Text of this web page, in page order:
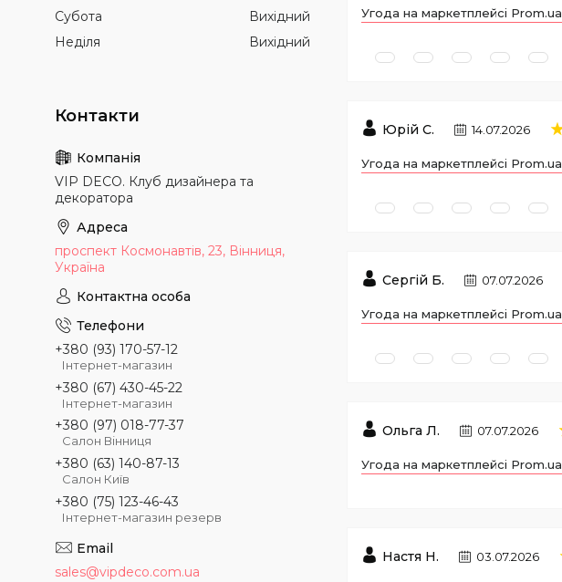
Угода на маркетплейсі Prom.ua
Юрій С. 14.07.2026
Угода на маркетплейсі Prom.ua
Сергій Б. 07.07.2026
Угода на маркетплейсі Prom.ua
Ольга Л. 07.07.2026
Угода на маркетплейсі Prom.ua
Настя Н. 03.07.2026
Субота
Вихідний
Неділя
Вихідний
VIP DECO. Клуб дизайнера та
декоратора
проспект Космонавтів, 23, Вінниця,
Україна
+380 (93) 170-57-12
Інтернет-магазин
+380 (67) 430-45-22
Інтернет-магазин
+380 (97) 018-77-37
Салон Вінниця
+380 (63) 140-87-13
Салон Київ
+380 (75) 123-46-43
Інтернет-магазин резерв
sales@vipdeco.com.ua